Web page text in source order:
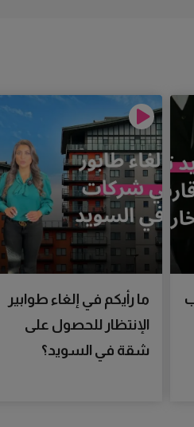
ما رأيكم في إلغاء طوابير
الإنتظار للحصول على
شقة في السويد؟